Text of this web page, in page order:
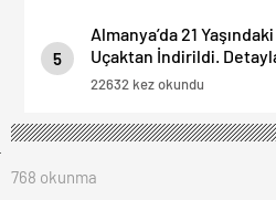
5
Almanya’da 21
Uçaktan İndirildi.
22632 kez okundu
768 okunma